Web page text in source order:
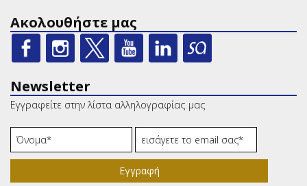
Ακολουθήστε μας
Newsletter
Εγγραφείτε στην λίστα αλληλογραφίας μας
Εγγραφή